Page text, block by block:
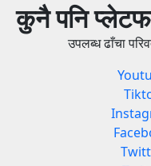
कुनै पनि
उपलब्ध ढाँचा